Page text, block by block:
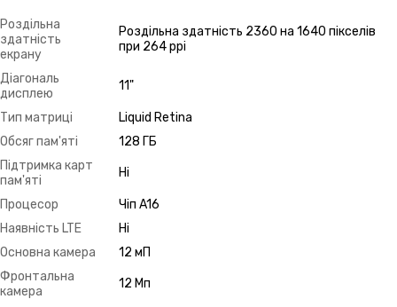
Роздільна
здатність
екрану
Роздільна здатність 2360 на 1640 пікселів
при 264 ppi
Діагональ
дисплею
11"
Тип матриці
Liquid Retina
Обсяг пам'яті
128 ГБ
Підтримка карт
пам'яті
Ні
Процесор
Чіп A16
Наявність LTE
Ні
Основна камера
12 мП
Фронтальна
камера
12 Мп